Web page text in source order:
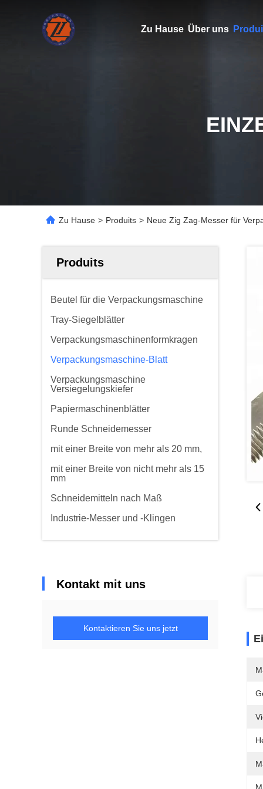
Zu Hause Über uns
Zu Hause > Produits > Neue Zig Zag-Messer für
Produits
Beutel für die Verpackungsmaschine
Tray-Siegelblätter
Verpackungsmaschinenformkragen
Verpackungsmaschine-Blatt
Verpackungsmaschine
Versiegelungskiefer
Papiermaschinenblätter
Runde Schneidemesser
mit einer Breite von mehr als 20 mm,
mit einer Breite von nicht mehr als 15
mm
Schneidemitteln nach Maß
Industrie-Messer und -Klingen
Kontakt mit uns
Kontaktieren Sie uns jetzt